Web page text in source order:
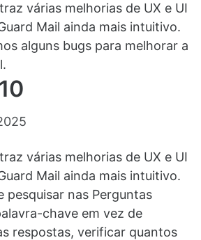
várias melhorias de UX e UI
Mail ainda mais intuitivo.
alguns bugs para melhorar a
várias melhorias de UX e UI
Mail ainda mais intuitivo.
pesquisar nas Perguntas
chave em vez de
respostas, verificar quantos